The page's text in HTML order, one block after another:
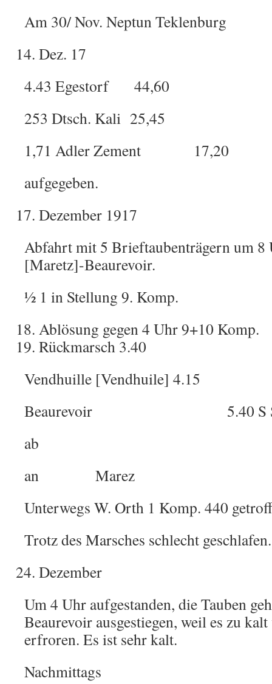
Am 30/ Nov. Neptun Teklenburg
Dez. 17
4.43 Egestorf 44,60
253 Dtsch. Kali 25,45
1,71 Adler Zement 17,20
aufgegeben.
Dezember 1917
Abfahrt mit 5 Brieftaubenträgern um 8
[Maretz]-Beaurevoir.
½ 1 in Stellung 9. Komp.
Ablösung gegen 4 Uhr 9+10 Komp.
Rückmarsch 3.40
Vendhuille [Vendhuile] 4.15
Beaurevoir 5.40 S
ab
an Marez 8.-
Unterwegs W. Orth 1 Komp. 440
Trotz des Marsches schlecht geschlafen.
Dezember
Um 4 Uhr aufgestanden, die Tauben
Beaurevoir ausgestiegen, weil es zu
erfroren. Es ist sehr kalt.
Nachmittags